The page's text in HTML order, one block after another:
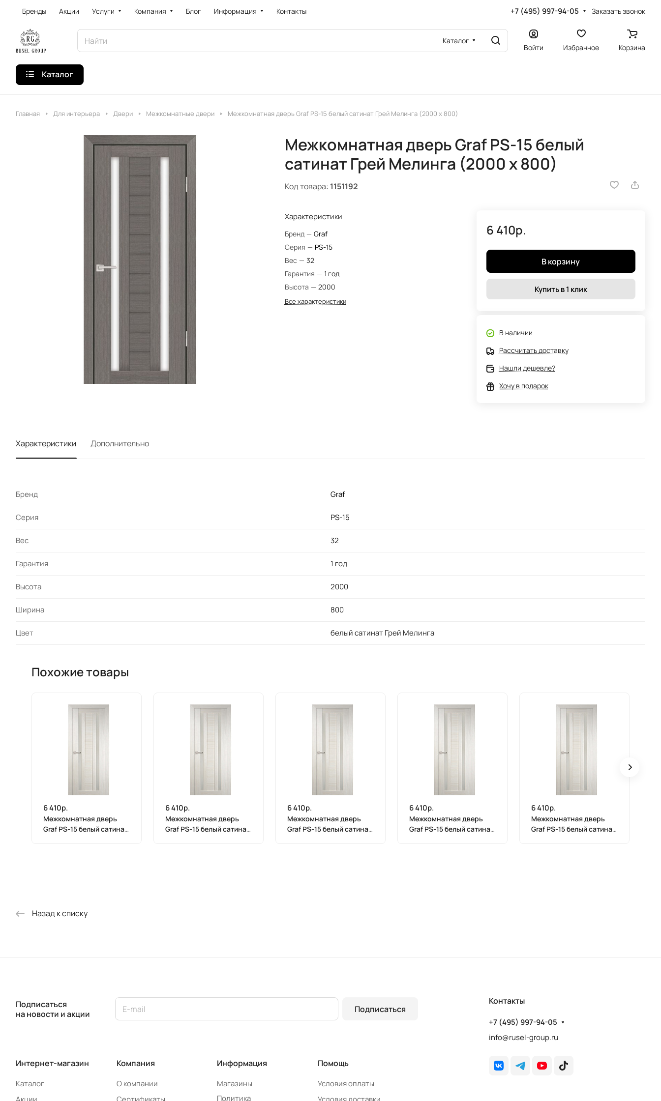
Бренды Акции Услуги Компания Блог Информация Контакты +7 (495) 997-94-05 Заказать звонок
Каталог
Войти Избранное Корзина
Каталог
Главная Для интерьера Двери Межкомнатные двери Межкомнатная дверь Graf PS-15 белый сатинат Грей Мелинга (2000 х 800)
Межкомнатная дверь Graf PS-15 белый
сатинат Грей Мелинга (2000 х 800)
Код товара: 1151192
Характеристики
Бренд — Graf
Серия — PS-15
Вес — 32
Гарантия — 1 год
Высота — 2000
Все характеристики
6 410р.
В корзину
Купить в 1 клик
В наличии
Рассчитать доставку
Нашли дешевле?
Хочу в подарок
Характеристики Дополнительно
Бренд Graf
Серия PS-15
Вес 32
Гарантия 1 год
Высота 2000
Ширина 800
Цвет белый сатинат Грей Мелинга
Похожие товары
6 410р.
Межкомнатная дверь
Graf PS-15 белый сатинат
6 410р.
Межкомнатная дверь
Graf PS-15 белый сатинат
6 410р.
Межкомнатная дверь
Graf PS-15 белый сатинат
6 410р.
Межкомнатная дверь
Graf PS-15 белый сатинат
6 410р.
Межкомнатная дверь
Graf PS-15 белый сатинат
Назад к списку
Подписаться
на новости и акции
Подписаться
Интернет-магазин
Каталог
Компания
О компании
Информация
Магазины
Политика
Помощь
Условия оплаты
Контакты
+7 (495) 997-94-05
info@rusel-group.ru